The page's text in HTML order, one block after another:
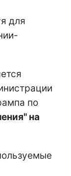
для
по
на